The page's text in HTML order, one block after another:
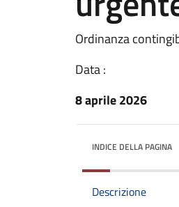
Ordinanza
Data :
8 aprile 2026
INDICE DELLA PAGINA
Descrizione